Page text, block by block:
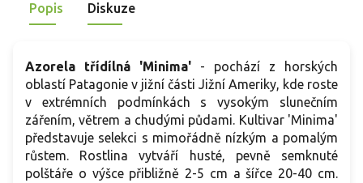
Popis Diskuze
Azorela třídílná 'Minima' -
pochází z horských
oblastí Patagonie v jižní části Jižní Ameriky, kde roste
v extrémních podmínkách s vysokým slunečním
zářením, větrem a chudými půdami. Kultivar 'Minima'
představuje selekci s mimořádně nízkým a pomalým
růstem. Rostlina vytváří husté, pevně semknuté
polštáře o výšce přibližně 2-5 cm a šířce 20-40 cm.